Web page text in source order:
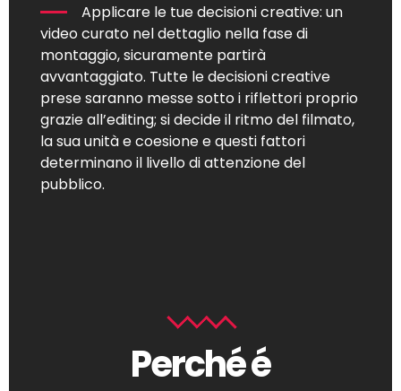
Applicare le tue decisioni creative: un
video curato nel dettaglio nella fase di
montaggio, sicuramente partirà
avvantaggiato. Tutte le decisioni creative
prese saranno messe sotto i riflettori proprio
grazie all’editing; si decide il ritmo del filmato,
la sua unità e coesione e questi fattori
determinano il livello di attenzione del
pubblico.
Perché é